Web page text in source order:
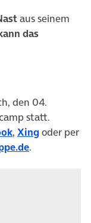
aus seinem
das
den 04.
statt.
, Xingoder per
.